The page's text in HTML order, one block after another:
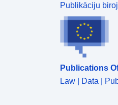
Publikāciju
Publications
Law | Data |